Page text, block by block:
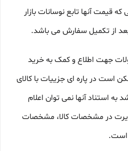
که قیمت آنها تابع نوسانات بازار
جهت اطلاع و کمک به خرید
است در پاره ای جزییات با کالای
استناد آنها نمی توان اعلام
در مشخصات کالا، مشخصات
است.